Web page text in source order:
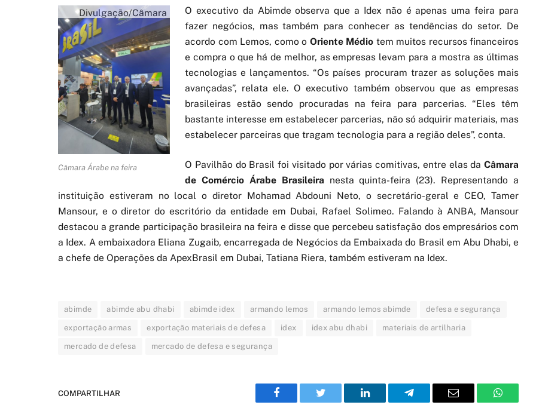
Divulgação/Câmara
Árabe
Câmara Árabe na feira
O executivo da Abimde observa que a Idex não é apenas uma feira para
fazer negócios, mas também para conhecer as tendências do setor. De
acordo com Lemos, como o Oriente Médio tem muitos recursos financeiros
e compra o que há de melhor, as empresas levam para a mostra as últimas
tecnologias e lançamentos. “Os países procuram trazer as soluções mais
avançadas”, relata ele. O executivo também observou que as empresas
brasileiras estão sendo procuradas na feira para parcerias. “Eles têm
bastante interesse em estabelecer parcerias, não só adquirir materiais, mas
estabelecer parceiras que tragam tecnologia para a região deles”, conta.
O Pavilhão do Brasil foi visitado por várias comitivas, entre elas da Câmara
de Comércio Árabe Brasileira nesta quinta-feira (23). Representando a
instituição estiveram no local o diretor Mohamad Abdouni Neto, o secretário-geral e CEO, Tamer
Mansour, e o diretor do escritório da entidade em Dubai, Rafael Solimeo. Falando à ANBA, Mansour
destacou a grande participação brasileira na feira e disse que percebeu satisfação dos empresários com
a Idex. A embaixadora Eliana Zugaib, encarregada de Negócios da Embaixada do Brasil em Abu Dhabi, e
a chefe de Operações da ApexBrasil em Dubai, Tatiana Riera, também estiveram na Idex.
abimde abimde abu dhabi abimde idex armando lemos armando lemos abimde defesa e segurança
exportação armas exportação materiais de defesa idex idex abu dhabi materiais de artilharia
mercado de defesa mercado de defesa e segurança
COMPARTILHAR
Facebook Twitter LinkedIn Telegram Email